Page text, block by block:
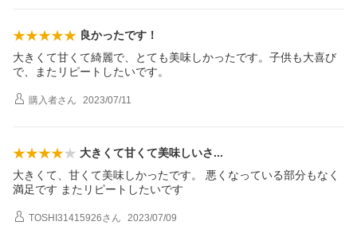
良かったです！
大きくて甘くて綺麗で、とても美味しかったです。子供も大喜び
で、またリピートしたいです。
購入者さん 2023/07/11
大きくて甘くて美味しいさ
大きくて、甘くて美味しかったです。 悪くなっている部分もなく
満足です またリピートしたいです
TOSHI31415926さん 2023/07/09